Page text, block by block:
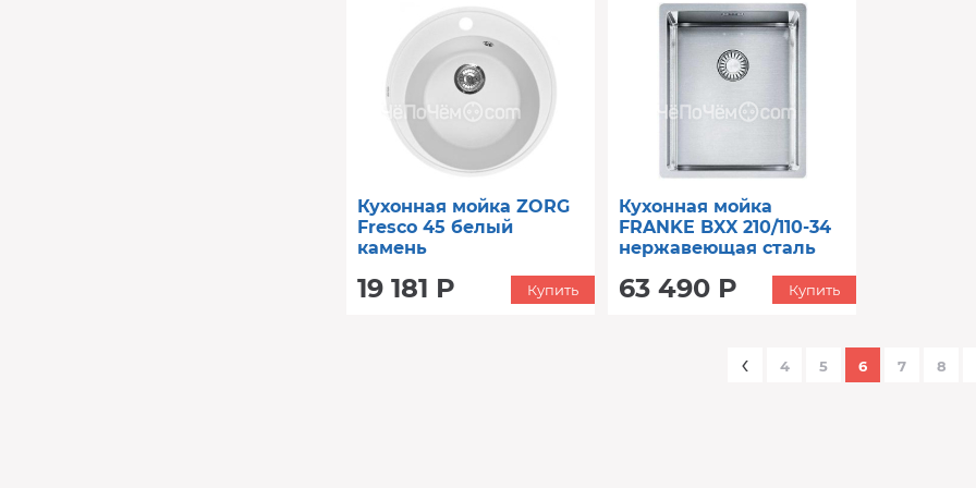
Кухонная мойка ZORG
Fresco 45 белый
камень
19 181 Р Купить
Кухонная мойка
FRANKE BXX 210/110-34
нержавеющая сталь
63 490 Р Купить
‹ 4 5 6 7 8